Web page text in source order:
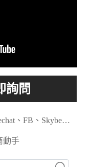
、FB、Skybe、
動手